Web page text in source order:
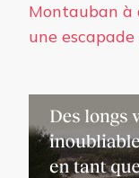
Montauban à
une